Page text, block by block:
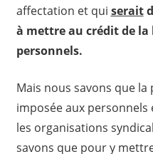
affectation et qui serait
à mettre au crédit de
personnels.
Mais nous savons que
imposée aux
les organisations
savons que pour y